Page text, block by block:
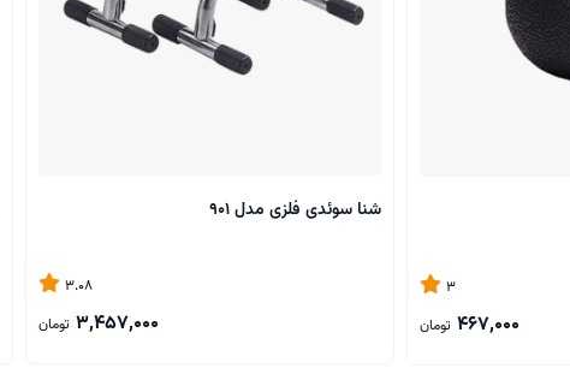
3
467,000 تومان
شنا سوئدی فلزی مدل 901
3.08
3,457,000 تومان